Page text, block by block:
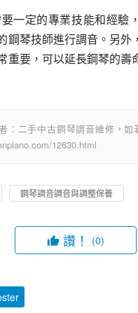
鋼琴技師進行調音。另外
重要，可以延長鋼琴的壽
：二手中古鋼琴調音維修，如
12630.html
鋼琴調音調音與調整保養
讚！ (0)